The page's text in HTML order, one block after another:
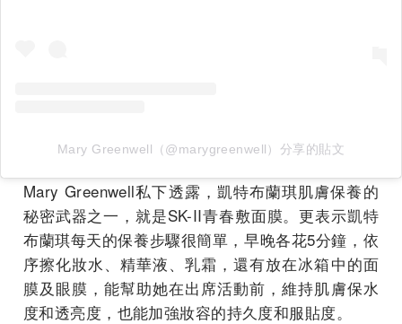
Mary Greenwell（@marygreenwell）分享的貼文
Mary Greenwell私下透露，凱特布蘭琪肌膚保養的
秘密武器之一，就是SK-II青春敷面膜。更表示凱特
布蘭琪每天的保養步驟很簡單，早晚各花5分鐘，依
序擦化妝水、精華液、乳霜，還有放在冰箱中的面
膜及眼膜，能幫助她在出席活動前，維持肌膚保水
度和透亮度，也能加強妝容的持久度和服貼度。